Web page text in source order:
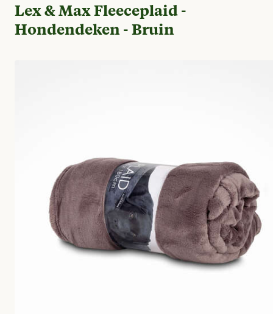
Lex & Max Fleeceplaid -
Hondendeken - Bruin